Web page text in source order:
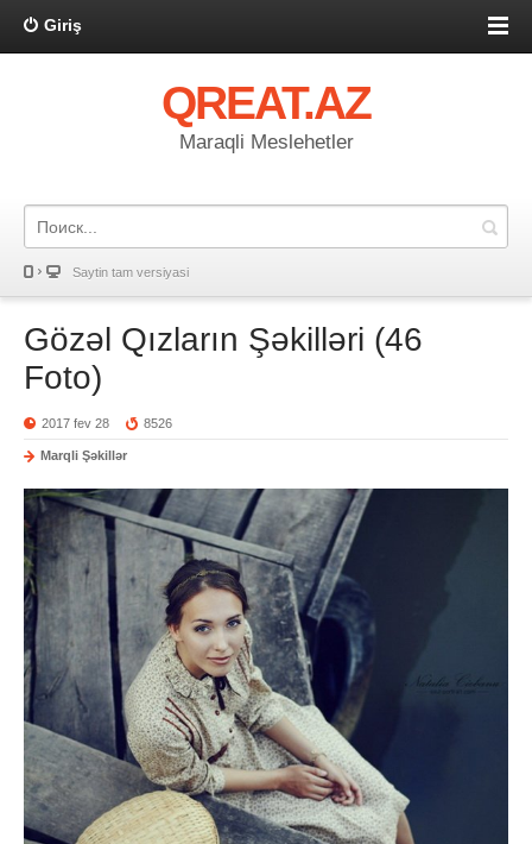
Giriş
QREAT.AZ
Maraqli Meslehetler
Saytin tam versiyasi
Gözəl Qızların Şəkilləri (46
Foto)
2017 fev 28 8526
Marqli Şəkillər